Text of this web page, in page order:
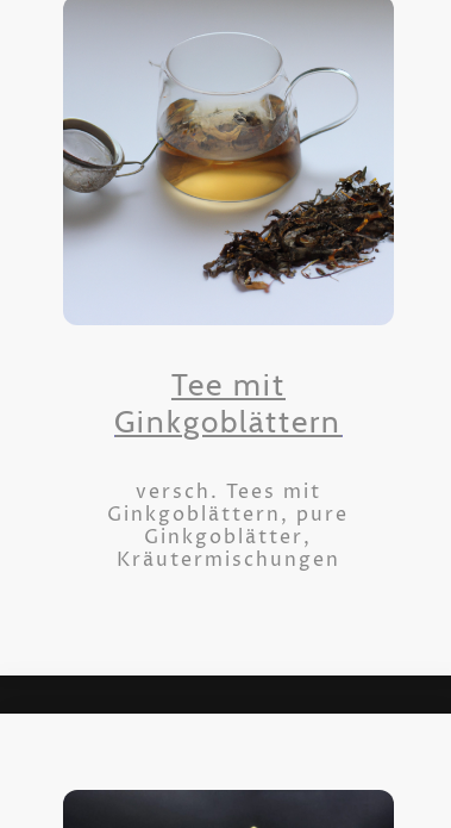
Tee mit
Ginkgoblättern
versch. Tees mit
Ginkgoblättern, pure
Ginkgoblätter,
Kräutermischungen